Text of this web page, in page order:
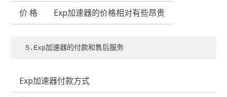
价 格 Exp加速器的价格相对有些昂贵
5.Exp加速器的付款和售后服务
Exp加速器付款方式